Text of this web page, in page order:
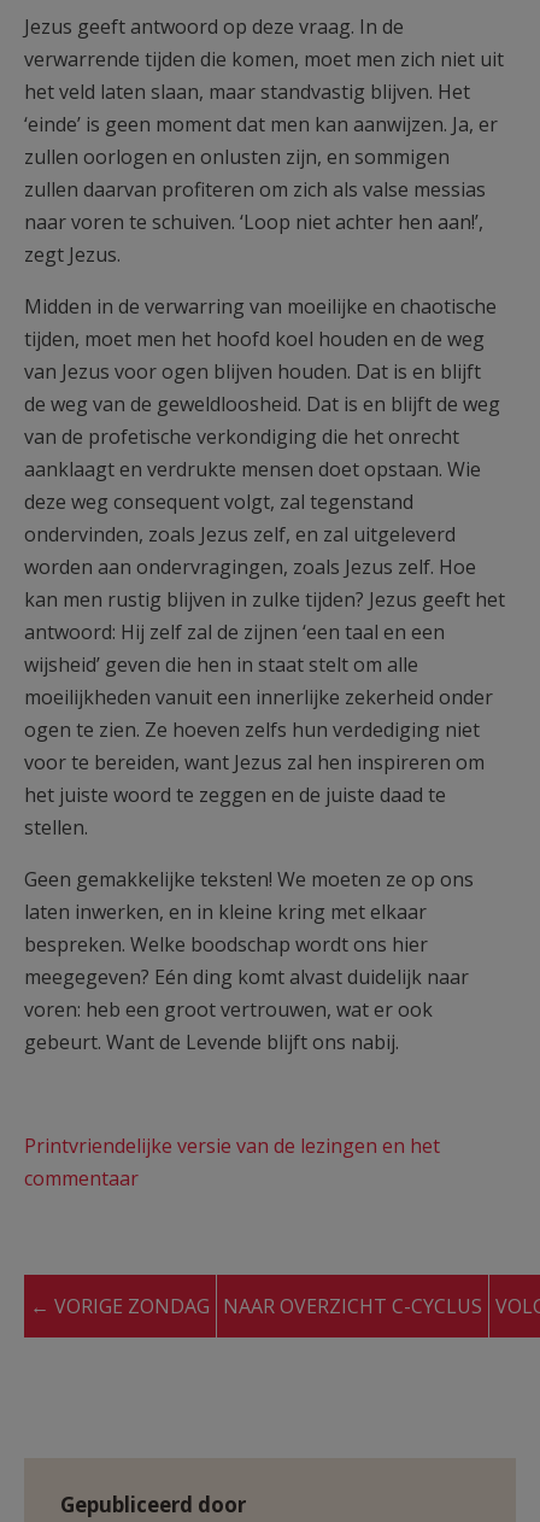
Jezus geeft antwoord op deze vraag. In de
verwarrende tijden die komen, moet men zich niet uit
het veld laten slaan, maar standvastig blijven. Het
‘einde’ is geen moment dat men kan aanwijzen. Ja, er
zullen oorlogen en onlusten zijn, en sommigen
zullen daarvan profiteren om zich als valse messias
naar voren te schuiven. ‘Loop niet achter hen aan!’,
zegt Jezus.
Midden in de verwarring van moeilijke en chaotische
tijden, moet men het hoofd koel houden en de weg
van Jezus voor ogen blijven houden. Dat is en blijft
de weg van de geweldloosheid. Dat is en blijft de weg
van de profetische verkondiging die het onrecht
aanklaagt en verdrukte mensen doet opstaan. Wie
deze weg consequent volgt, zal tegenstand
ondervinden, zoals Jezus zelf, en zal uitgeleverd
worden aan ondervragingen, zoals Jezus zelf. Hoe
kan men rustig blijven in zulke tijden? Jezus geeft het
antwoord: Hij zelf zal de zijnen ‘een taal en een
wijsheid’ geven die hen in staat stelt om alle
moeilijkheden vanuit een innerlijke zekerheid onder
ogen te zien. Ze hoeven zelfs hun verdediging niet
voor te bereiden, want Jezus zal hen inspireren om
het juiste woord te zeggen en de juiste daad te
stellen.
Geen gemakkelijke teksten! We moeten ze op ons
laten inwerken, en in kleine kring met elkaar
bespreken. Welke boodschap wordt ons hier
meegegeven? Eén ding komt alvast duidelijk naar
voren: heb een groot vertrouwen, wat er ook
gebeurt. Want de Levende blijft ons nabij.
Printvriendelijke versie van de lezingen en het
commentaar
← VORIGE ZONDAG NAAR OVERZICHT C-CYCLUS
Gepubliceerd door